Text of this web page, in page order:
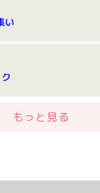
い
もっと見る